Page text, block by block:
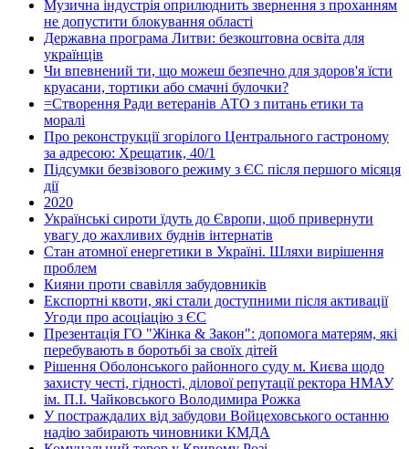
Музична індустрія оприлюднить звернення з проханням
не допустити блокування області
Державна програма Литви: безкоштовна освіта для
українців
Чи впевнений ти, що можеш безпечно для здоров'я їсти
круасани, тортики або смачні булочки?
=Створення Ради ветеранів АТО з питань етики та
моралі
Про реконструкції згорілого Центрального гастроному
за адресою: Хрещатик, 40/1
Підсумки безвізового режиму з ЄС після першого місяця
дії
2020
Українські сироти їдуть до Європи, щоб привернути
увагу до жахливих буднів інтернатів
Стан атомної енергетики в Україні. Шляхи вирішення
проблем
Кияни проти свавілля забудовників
Експортні квоти, які стали доступними після активації
Угоди про асоціацію з ЄС
Презентація ГО "Жінка & Закон": допомога матерям, які
перебувають в боротьбі за своїх дітей
Рішення Оболонського районного суду м. Києва щодо
захисту честі, гідності, ділової репутації ректора НМАУ
ім. П.І. Чайковського Володимира Рожка
У постраждалих від забудови Войцеховського останню
надію забирають чиновники КМДА